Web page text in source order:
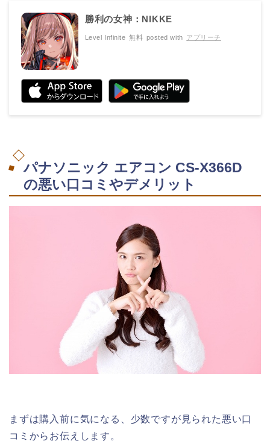
勝利の女神：NIKKE
Level Infinite 無料 posted with アプリーチ
パナソニック エアコン CS-X366D
の悪い口コミやデメリット
まずは購入前に気になる、少数ですが見られた悪い口
コミからお伝えします。